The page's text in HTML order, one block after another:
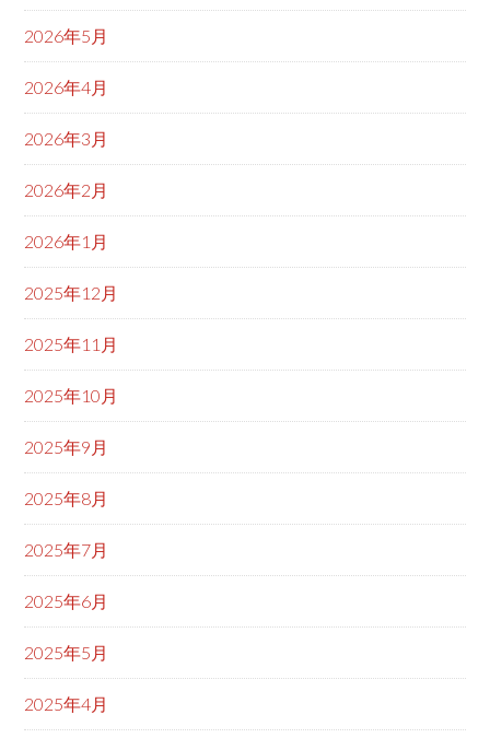
2026年5月
2026年4月
2026年3月
2026年2月
2026年1月
2025年12月
2025年11月
2025年10月
2025年9月
2025年8月
2025年7月
2025年6月
2025年5月
2025年4月